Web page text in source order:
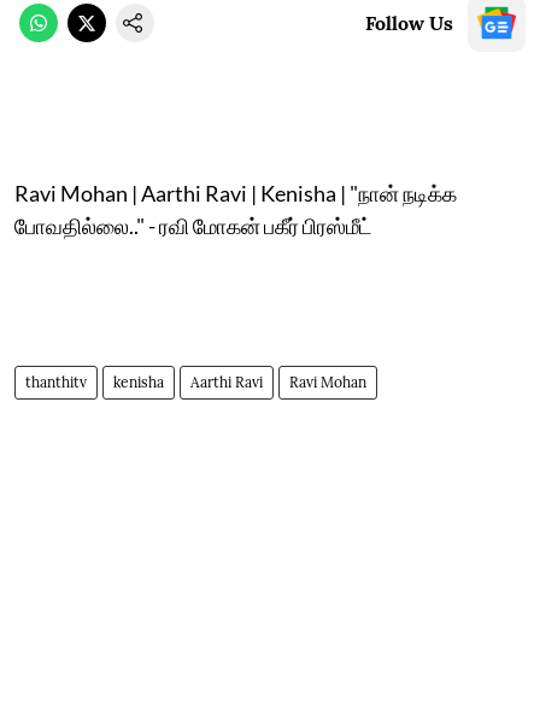
Follow Us
Ravi Mohan | Aarthi Ravi | Kenisha | "நான் நடிக்க
போவதில்லை.." - ரவி மோகன் பகீர் பிரஸ்மீட்
thanthitv kenisha Aarthi Ravi Ravi Mohan